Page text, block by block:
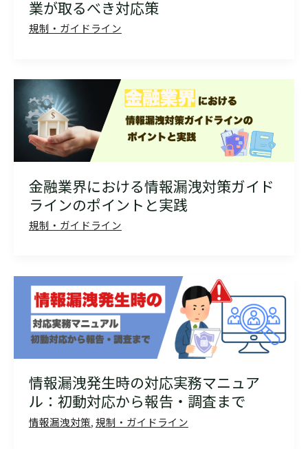
業が取るべき対応策
規制・ガイドライン
金融業界における情報漏洩対策ガイド
ラインのポイントと実践
規制・ガイドライン
情報漏洩発生時の対応実務マニュア
ル：初動対応から報告・調査まで
情報漏洩対策,規制・ガイドライン